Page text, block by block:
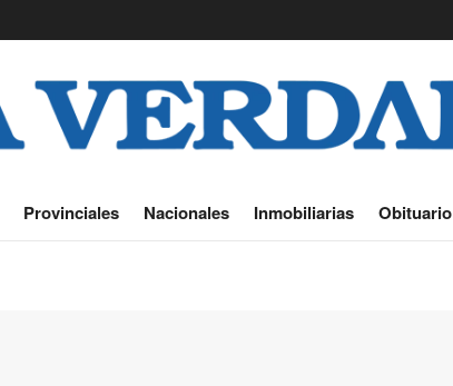
Provinciales Nacionales Inmobiliarias Obituario